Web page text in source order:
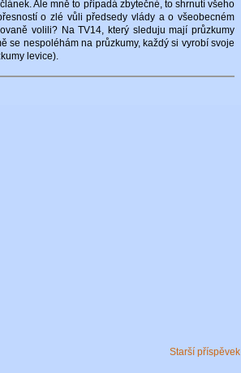
Ale mně to připadá zbytečné, to shrnutí všeho
o zlé vůli předsedy vlády a o všeobecném
volili? Na TV14, který sleduju mají průzkumy
se nespoléhám na průzkumy, každý si vyrobí svoje
levice).
Starší příspěvek